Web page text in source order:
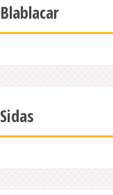
Blablacar
Sidas